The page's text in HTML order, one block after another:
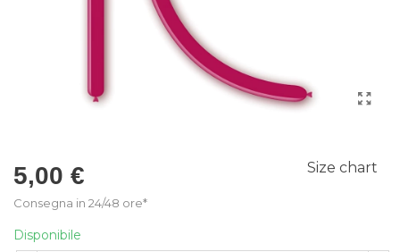
5,00 €
Consegna in 24/48 ore*
Size chart
Disponibile